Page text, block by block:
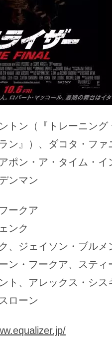
トン（『トレーニング
ン』）、ダコタ・フ
ポン・ア・タイム・イ
ンマン
ークア
ンク
、ジェイソン・ブル
ン・フークア、ステ
ト、アレックス・シ
ローン